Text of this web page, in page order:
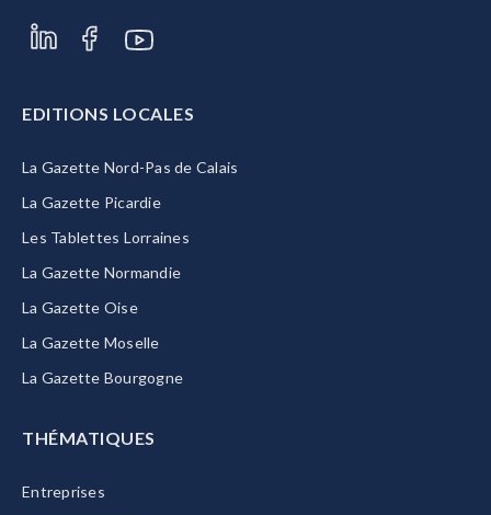
EDITIONS LOCALES
La Gazette Nord-Pas de Calais
La Gazette Picardie
Les Tablettes Lorraines
La Gazette Normandie
La Gazette Oise
La Gazette Moselle
La Gazette Bourgogne
THÉMATIQUES
Entreprises